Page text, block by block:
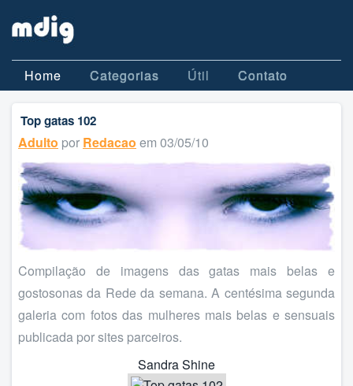
Home Categorias Útil Contato
Top gatas 102
Adulto por Redacao em 03/05/10
Compilação de imagens das gatas mais belas e
gostosonas da Rede da semana. A centésima segunda
galeria com fotos das mulheres mais belas e sensuais
publicada por sites parceiros.
Sandra Shine